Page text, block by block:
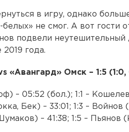
в игру, однако
белых» не смог. А вот гости
подвели неутешительный
года.
«Авангард» Омск – 1:5 (1:0,
– 05:52 (бол.); 1:1 –
Бек) – 33:01; 1:3 –
– 41:38; 1:5 – Пьянов